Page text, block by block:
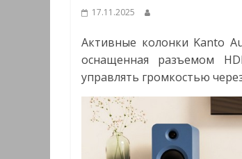
17.11.2025
Активные колонки Kanto
оснащенная разъемом
управлять громкостью